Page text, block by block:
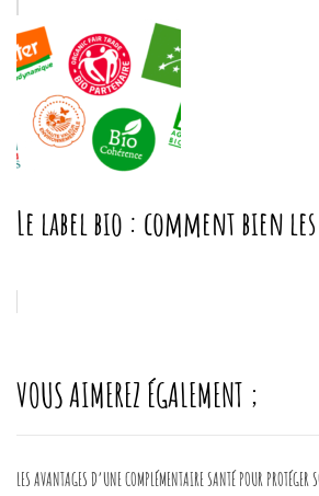
Le label bio : comment bien
VOUS AIMEREZ ÉGALEMENT ;
LES AVANTAGES D’UNE COMPLÉMENTAIRE SANTÉ POUR PROTÉGER